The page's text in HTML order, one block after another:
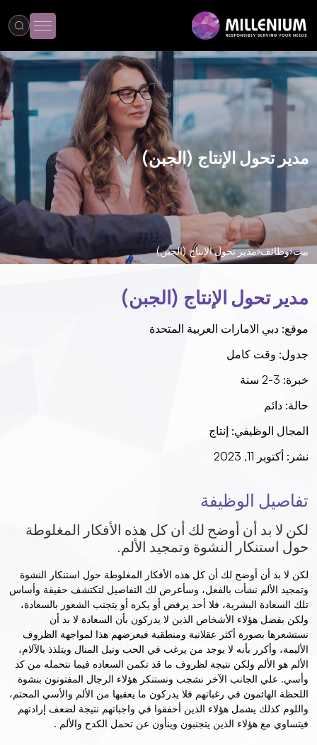
مدير تحول الإنتاج (الجبن)
بيت وظائف مدير تحول الإنتاج (الجبن)
مدير تحول الإنتاج (الجبن)
موقع: دبي الامارات العربية المتحدة
جدول: وقت كامل
خبرة: 3-2 سنة
حالة: دائم
المجال الوظيفي: إنتاج
نشر: أكتوبر 11, 2023
تفاصيل الوظيفة
لكن لا بد أن أوضح لك أن كل هذه الأفكار المغلوطة
حول استنكار النشوة وتمجيد الألم.
لكن لا بد أن أوضح لك أن كل هذه الأفكار المغلوطة حول استنكار النشوة
وتمجيد الألم نشأت بالفعل، وسأعرض لك التفاصيل لتكتشف حقيقة وأساس
تلك السعادة البشرية، فلا أحد يرفض أو يكره أو يتجنب الشعور بالسعادة،
ولكن بفضل هؤلاء الأشخاص الذين لا يدركون بأن السعادة لا بد أن
نستشعرها بصورة أكثر عقلانية ومنطقية فيعرضهم هذا لمواجهة الظروف
الأليمة، وأكرر بأنه لا يوجد من يرغب في الحب ونيل المنال ويتلذذ بالآلام،
الألم هو الألم ولكن نتيجة لظروف ما قد تكمن السعاده فيما نتحمله من كد
وأسي. علي الجانب الآخر نشجب ونستنكر هؤلاء الرجال المفتونون بنشوة
اللحظة الهائمون في رغباتهم فلا يدركون ما يعقبها من الألم والأسي المحتم،
واللوم كذلك يشمل هؤلاء الذين أخفقوا في واجباتهم نتيجة لضعف إرادتهم
فيتساوي مع هؤلاء الذين يتجنبون وينأون عن تحمل الكدح والألم .